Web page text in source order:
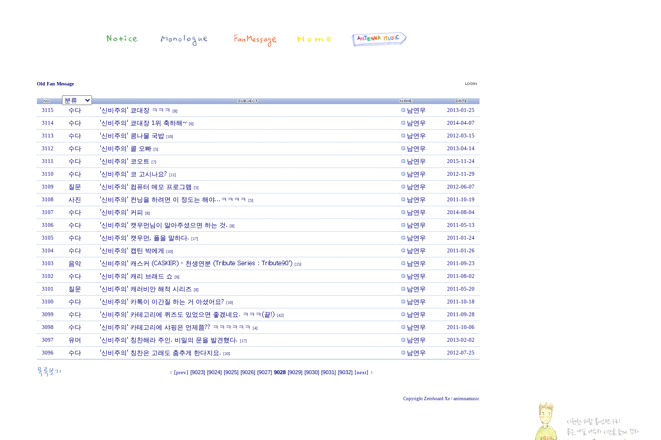
Old Fan Message
3115 수다 '신비주의' 쿄대장 ㅋㅋㅋ [8] 남연우 2013-01-25
3114 수다 '신비주의' 쿄대장 1위 축하해~ [6] 남연우 2014-04-07
3113 수다 '신비주의' 콩나물 국밥 [10] 남연우 2012-03-15
3112 수다 '신비주의' 콜 오빠 [5] 남연우 2013-04-14
3111 수다 '신비주의' 코오트 [7] 남연우 2015-11-24
3110 수다 '신비주의' 코 고시나요? [11] 남연우 2012-11-29
3109 질문 '신비주의' 컴퓨터 메모 프로그램 [5] 남연우 2012-06-07
3108 사진 '신비주의' 컨닝을 하려면 이 정도는 해야...ㅋㅋㅋㅋ [5] 남연우 2011-10-19
3107 수다 '신비주의' 커피 [8] 남연우 2014-08-04
3106 수다 '신비주의' 캣우먼님이 알아주셨으면 하는 것. [8] 남연우 2011-05-13
3105 수다 '신비주의' 캣우먼, 폴을 말하다. [17] 남연우 2011-01-24
3104 수다 '신비주의' 캡틴 박에게 [10] 남연우 2011-01-26
3103 음악 '신비주의' 캐스커 (CASKER) - 천생연분 (Tribute Series : Tribute90') [15] 남연우 2011-09-23
3102 수다 '신비주의' 캐리 브래드 쇼 [6] 남연우 2011-08-02
3101 질문 '신비주의' 캐러비안 해적 시리즈 [8] 남연우 2011-05-20
3100 수다 '신비주의' 카톡이 이간질 하는 거 아셨어요? [10] 남연우 2011-10-18
3099 수다 '신비주의' 카테고리에 퀴즈도 있었으면 좋겠네요. ㅋㅋㅋ(끝!) [42] 남연우 2011-09-28
3098 수다 '신비주의' 카테고리에 샤핑은 언제쯤?? ㅋㅋㅋㅋㅋㅋ [4] 남연우 2011-10-06
3097 유머 '신비주의' 칭찬해라 주인. 비밀의 문을 발견했다. [17] 남연우 2013-02-02
3096 수다 '신비주의' 칭찬은 고래도 춤추게 한다지요. [10] 남연우 2012-07-25
[prev] [9023] [9024] [9025] [9026] [9027] 9028 [9029] [9030] [9031] [9032] [next]
Copyright Zeroboard Xe / antennamusic